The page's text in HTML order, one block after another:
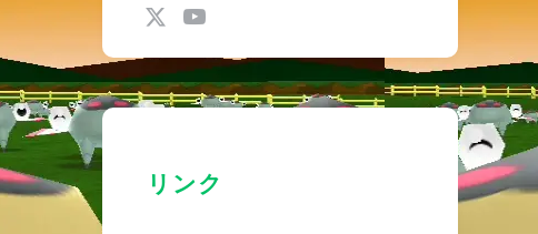
リンク